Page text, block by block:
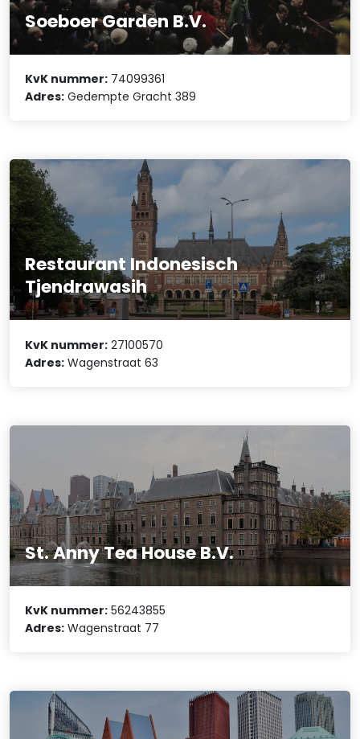
Soeboer Garden B.V.
KvK nummer: 74099361
Adres: Gedempte Gracht 389
Restaurant Indonesisch
Tjendrawasih
KvK nummer: 27100570
Adres: Wagenstraat 63
St. Anny Tea House B.V.
KvK nummer: 56243855
Adres: Wagenstraat 77